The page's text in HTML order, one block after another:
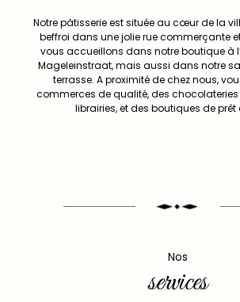
Notre pâtisserie est située au cœur de la
beffroi dans une jolie rue commerçante
vous accueillons dans notre boutique à
Mageleinstraat, mais aussi dans notre
terrasse. A proximité de chez nous,
commerces de qualité, des
librairies, et des boutiques de prêt
Nos
services